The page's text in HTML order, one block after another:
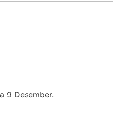
9 Desember.